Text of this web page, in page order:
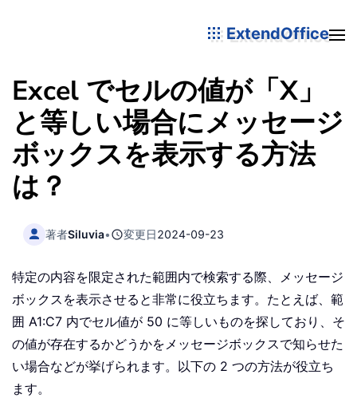
ExtendOffice
Excel でセルの値が「X」
と等しい場合にメッセージ
ボックスを表示する方法
は？
著者Siluvia• 変更日2024-09-23
特定の内容を限定された範囲内で検索する際、メッセージ
ボックスを表示させると非常に役立ちます。たとえば、範
囲 A1:C7 内でセル値が 50 に等しいものを探しており、そ
の値が存在するかどうかをメッセージボックスで知らせた
い場合などが挙げられます。以下の 2 つの方法が役立ち
ます。